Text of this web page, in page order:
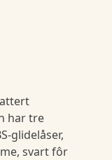
har tre
glidelåser,
svart fôr